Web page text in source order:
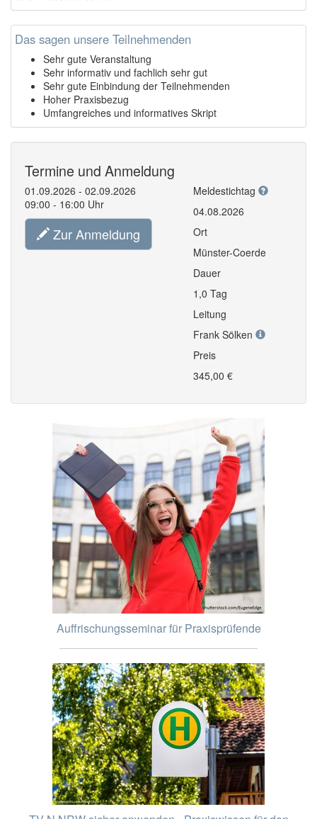
Das sagen unsere Teilnehmenden
Sehr gute Veranstaltung
Sehr informativ und fachlich sehr gut
Sehr gute Einbindung der Teilnehmenden
Hoher Praxisbezug
Umfangreiches und informatives Skript
Termine und Anmeldung
01.09.2026 - 02.09.2026
09:00 - 16:00 Uhr
Zur Anmeldung
Meldestichtag
04.08.2026
Ort
Münster-Coerde
Dauer
1,0 Tag
Leitung
Frank Sölken
Preis
345,00 €
Auffrischungsseminar für Praxisprüfende